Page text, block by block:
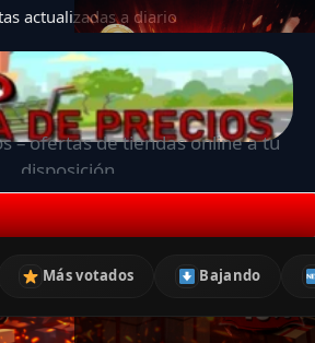
actualizadas a diario
– ofertas de tiendas online a tu
disposición.
Más votados Bajando